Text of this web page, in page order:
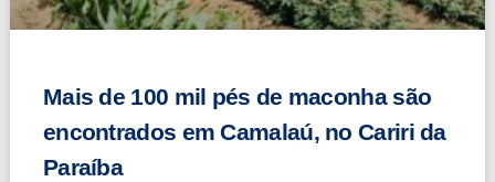
Mais de 100 mil pés de maconha são
encontrados em Camalaú, no Cariri da
Paraíba